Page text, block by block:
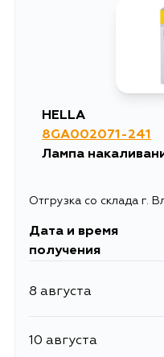
HELLA
8GA002071-241
Лампа
Отгрузка со склада г.
Дата и время
получения
8 августа
10 августа